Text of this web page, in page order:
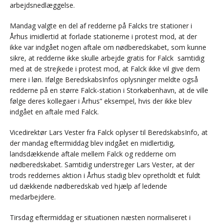
arbejdsnedlæggelse.
Mandag valgte en del af redderne på Falcks tre stationer i
Århus imidlertid at forlade stationerne i protest mod, at der
ikke var indgået nogen aftale om nødberedskabet, som kunne
sikre, at redderne ikke skulle arbejde gratis for Falck samtidig
med at de strejkede i protest mod, at Falck ikke vil give dem
mere i løn. Ifølge BeredskabsInfos oplysninger meldte også
redderne på en større Falck-station i Storkøbenhavn, at de ville
følge deres kollegaer i Århus” eksempel, hvis der ikke blev
indgået en aftale med Falck.
Vicedirektør Lars Vester fra Falck oplyser til BeredskabsInfo, at
der mandag eftermiddag blev indgået en midlertidig,
landsdækkende aftale mellem Falck og redderne om
nødberedskabet. Samtidig understreger Lars Vester, at der
trods reddernes aktion i Århus stadig blev opretholdt et fuldt
ud dækkende nødberedskab ved hjælp af ledende
medarbejdere.
Tirsdag eftermiddag er situationen næsten normaliseret i